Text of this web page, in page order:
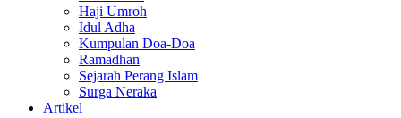
Haji Umroh
Idul Adha
Kumpulan Doa-Doa
Ramadhan
Sejarah Perang Islam
Surga Neraka
Artikel